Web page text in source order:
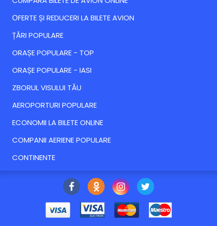
ОFERTE ȘI REDUCERI LA BILETE AVION
ȚĂRI POPULARE
ORAȘE POPULARE - TOP
ORAȘE POPULARE - IASI
ZBORUL VISULUI TĂU
AEROPORTURI POPULARE
ECONOMII LA BILETE ONLINE
COMPANII AERIENE POPULARE
CONTINENTE